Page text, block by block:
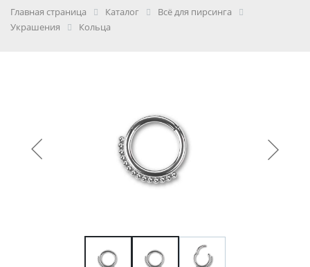
Главная страница Каталог
Всё для пирсинга
Украшения
Кольца